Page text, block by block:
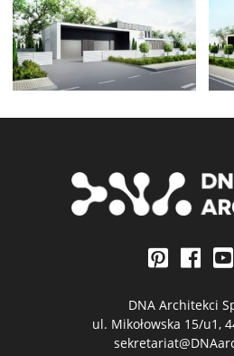
DNA Architekci
ul. Mikołowska 15/u1,